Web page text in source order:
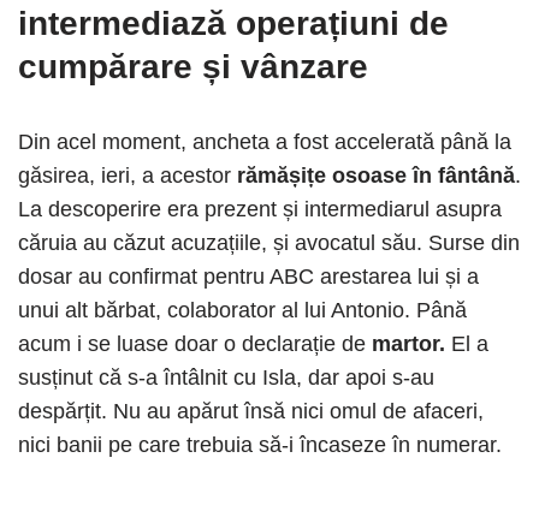
intermediază operațiuni de
cumpărare și vânzare
Din acel moment, ancheta a fost accelerată până la
găsirea, ieri, a acestor rămășițe osoase în fântână.
La descoperire era prezent și intermediarul asupra
căruia au căzut acuzațiile, și avocatul său. Surse din
dosar au confirmat pentru ABC arestarea lui și a
unui alt bărbat, colaborator al lui Antonio. Până
acum i se luase doar o declarație de martor. El a
susținut că s-a întâlnit cu Isla, dar apoi s-au
despărțit. Nu au apărut însă nici omul de afaceri,
nici banii pe care trebuia să-i încaseze în numerar.